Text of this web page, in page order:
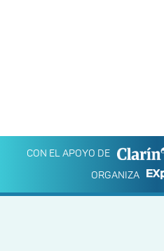
CON EL APOYO DE
ORGANIZA